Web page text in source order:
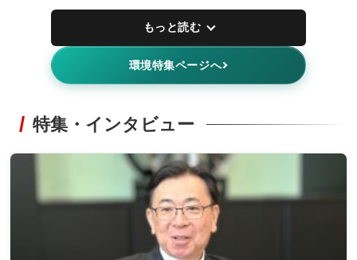
もっと読む
環境特集ページへ
特集・インタビュー